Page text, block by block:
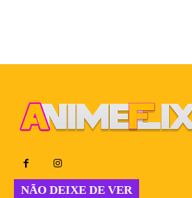
NÃO DEIXE DE VER